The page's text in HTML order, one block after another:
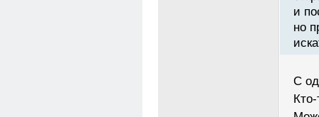
и
но
C